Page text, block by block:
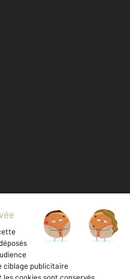
Barèmes d'honoraires
cookies